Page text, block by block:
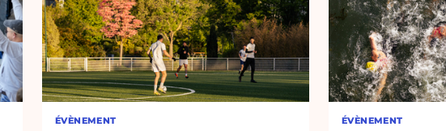
ÉVÈNEMENT ÉVÈNEMENT